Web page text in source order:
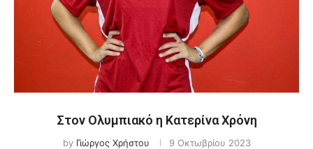
Στον Ολυμπιακό η Κατερίνα Χρόνη
by Γιώργος Χρήστου 9 Οκτωβρίου 2023